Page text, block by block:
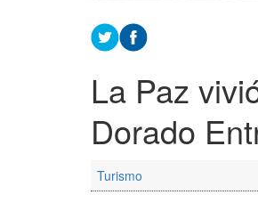
La Paz
Dorado
Turismo